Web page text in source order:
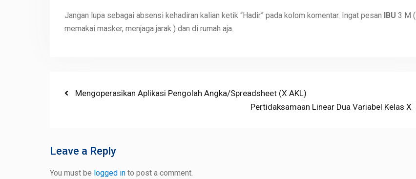
Jangan lupa sebagai absensi kehadiran kalian ketik “Hadir” pada kolom komentar. Ingat pesan IBU 3 M (
memakai masker, menjaga jarak ) dan di rumah aja.
Post
Previous
Mengoperasikan Aplikasi Pengolah Angka/Spreadsheet (X AKL)
Next
Pertidaksamaan Linear Dua Variabel Kelas X
Leave a Reply
You must be logged in to post a comment.